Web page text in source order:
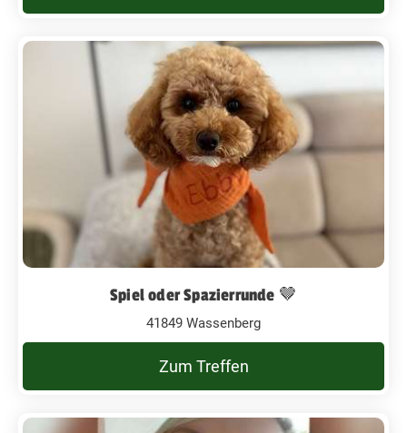
Spiel oder Spazierrunde 🤎
41849 Wassenberg
Zum Treffen